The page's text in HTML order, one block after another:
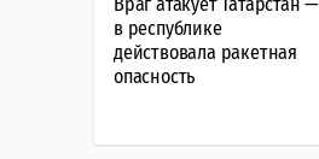
в республике
действовала ракетная
опасность